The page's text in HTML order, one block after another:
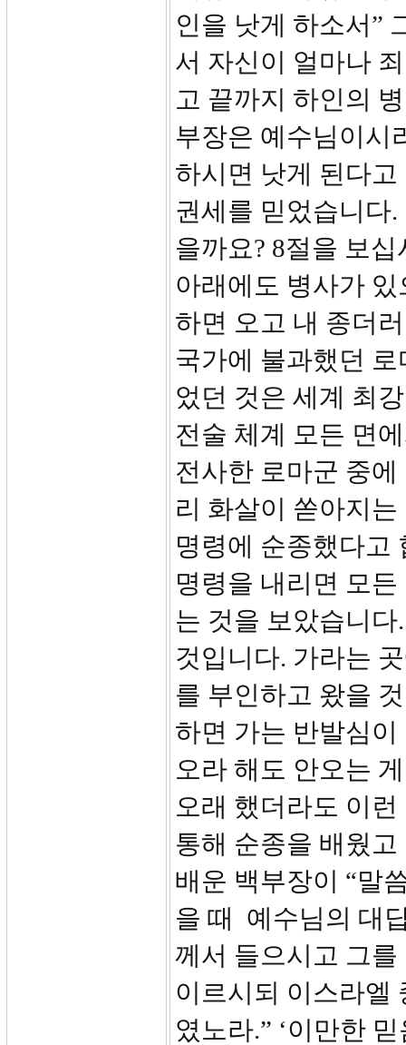
인을 낫게 하소서”
서 자신이 얼마나
고 끝까지 하인의
부장은 예수님이시
하시면 낫게 된다
권세를 믿었습니다
을까요? 8절을 보
아래에도 병사가
하면 오고 내 종더
국가에 불과했던
었던 것은 세계 최
전술 체계 모든 면
전사한 로마군 중
리 화살이 쏟아지
명령에 순종했다고
명령을 내리면 모
는 것을 보았습니
것입니다. 가라는
를 부인하고 왔을
하면 가는 반발심
오라 해도 안오는
오래 했더라도 이
통해 순종을 배웠
배운 백부장이 “말
을 때 예수님의 대
께서 들으시고 그
이르시되 이스라엘
였노라.” ‘이만한